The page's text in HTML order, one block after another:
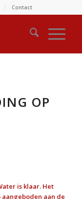
Contact
OP
is klaar. Het
aangeboden aan de